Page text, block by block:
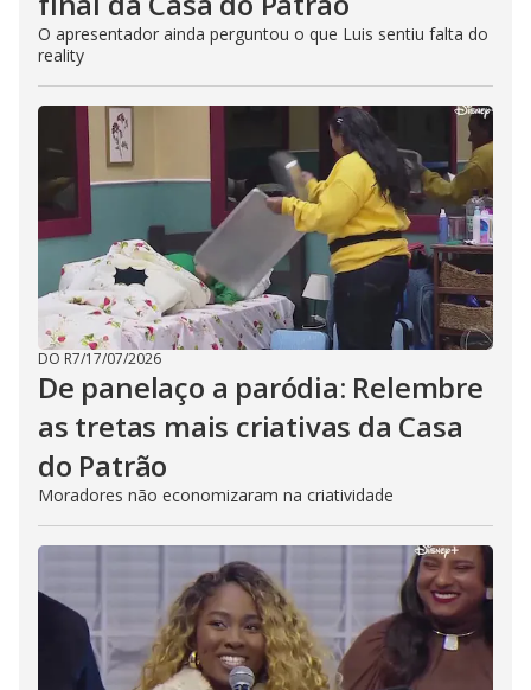
O apresentador ainda perguntou o que Luis sentiu falta do
reality
DO R7/17/07/2026
De panelaço a paródia: Relembre
as tretas mais criativas da Casa
do Patrão
Moradores não economizaram na criatividade